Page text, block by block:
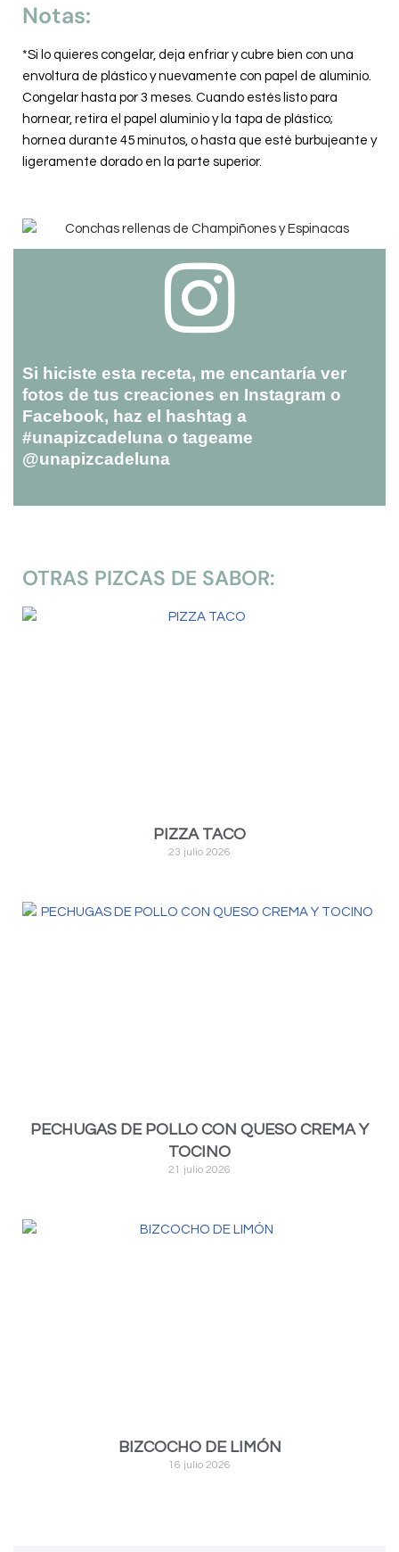
Notas:
*Si lo quieres congelar, deja enfriar y cubre bien con una
envoltura de plástico y nuevamente con papel de aluminio.
Congelar hasta por 3 meses. Cuando estés listo para
hornear, retira el papel aluminio y la tapa de plástico;
hornea durante 45 minutos, o hasta que esté burbujeante y
ligeramente dorado en la parte superior.
Si hiciste esta receta, me encantaría ver
fotos de tus creaciones en Instagram o
Facebook, haz el hashtag a
#unapizcadeluna o tageame
@unapizcadeluna
OTRAS PIZCAS DE SABOR:
PIZZA TACO
23 julio 2026
PECHUGAS DE POLLO CON QUESO CREMA Y
TOCINO
21 julio 2026
BIZCOCHO DE LIMÓN
16 julio 2026